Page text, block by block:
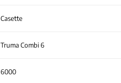
Casette
Truma Combi 6
6000